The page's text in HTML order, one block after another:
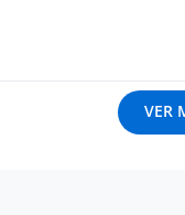
VER